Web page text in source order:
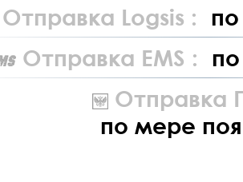
Отправка Logsis :
Отправка EMS :
Отправка
по мере